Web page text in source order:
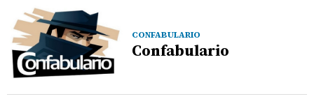
CONFABULARIO
Confabulario